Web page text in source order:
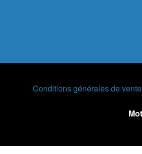
Conditions générales de vente